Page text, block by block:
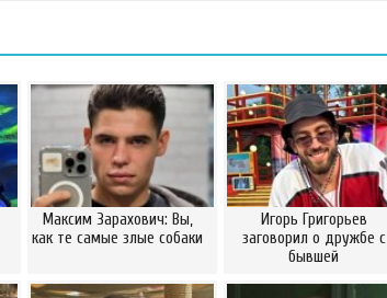
Максим Зарахович: Вы,
как те самые злые собаки
Игорь Григорьев
заговорил о дружбе с
бывшей